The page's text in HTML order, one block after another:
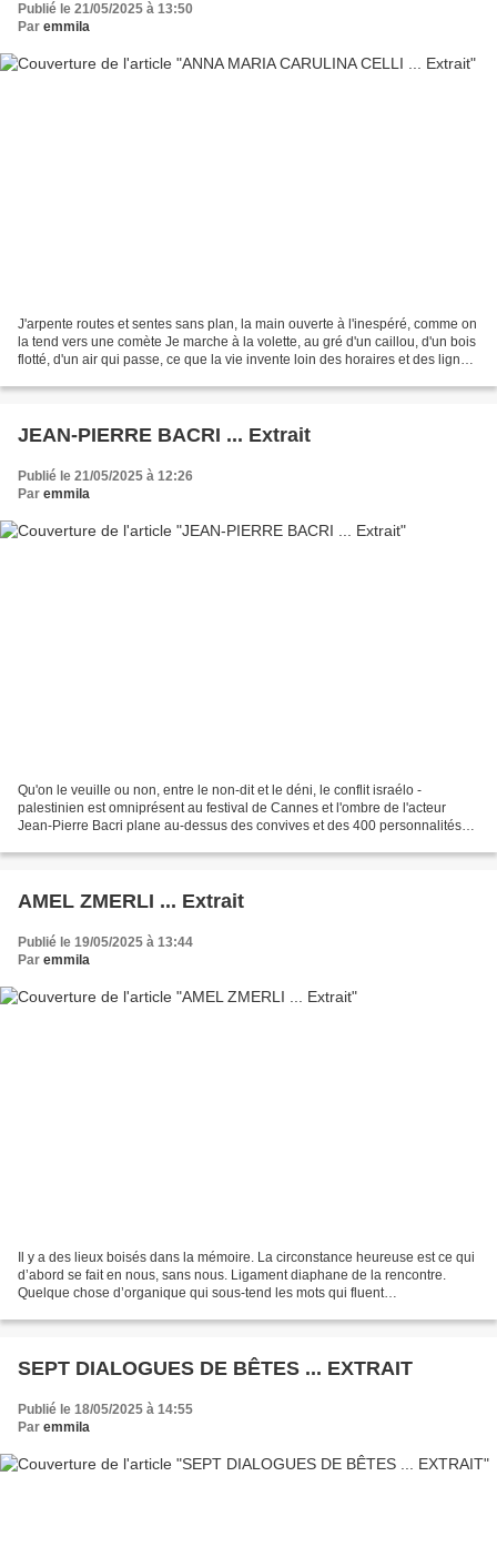
Publié le 21/05/2025 à 13:50
Par emmila
J'arpente routes et sentes sans plan, la main ouverte à l'inespéré, comme on
la tend vers une comète Je marche à la volette, au gré d'un caillou, d'un bois
flotté, d'un air qui passe, ce que la vie invente loin des horaires et des lignes
JEAN-PIERRE BACRI ... Extrait
Publié le 21/05/2025 à 12:26
Par emmila
Qu'on le veuille ou non, entre le non-dit et le déni, le conflit israélo -
palestinien est omniprésent au festival de Cannes et l'ombre de l'acteur
Jean-Pierre Bacri plane au-dessus des convives et des 400 personnalités
AMEL ZMERLI ... Extrait
Publié le 19/05/2025 à 13:44
Par emmila
Il y a des lieux boisés dans la mémoire. La circonstance heureuse est ce qui
d’abord se fait en nous, sans nous. Ligament diaphane de la rencontre.
Quelque chose d’organique qui sous-tend les mots qui fluent
SEPT DIALOGUES DE BÊTES ... EXTRAIT
Publié le 18/05/2025 à 14:55
Par emmila